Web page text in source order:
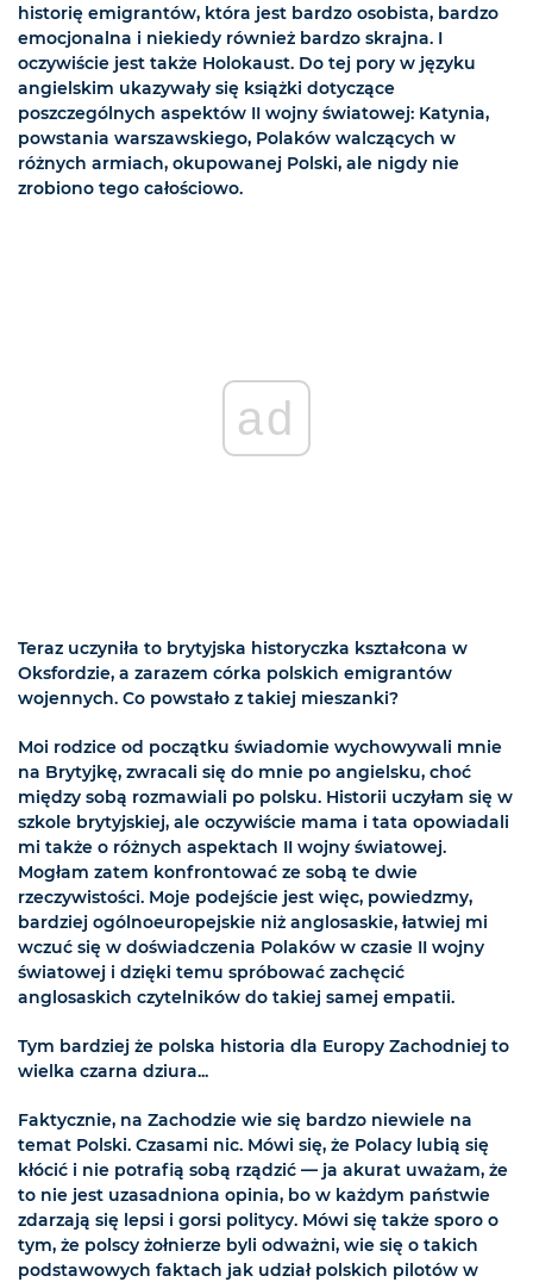
historię emigrantów, która jest bardzo osobista, bardzo
emocjonalna i niekiedy również bardzo skrajna. I
oczywiście jest także Holokaust. Do tej pory w języku
angielskim ukazywały się książki dotyczące
poszczególnych aspektów II wojny światowej: Katynia,
powstania warszawskiego, Polaków walczących w
różnych armiach, okupowanej Polski, ale nigdy nie
zrobiono tego całościowo.
ad
Teraz uczyniła to brytyjska historyczka kształcona w
Oksfordzie, a zarazem córka polskich emigrantów
wojennych. Co powstało z takiej mieszanki?
Moi rodzice od początku świadomie wychowywali mnie
na Brytyjkę, zwracali się do mnie po angielsku, choć
między sobą rozmawiali po polsku. Historii uczyłam się w
szkole brytyjskiej, ale oczywiście mama i tata opowiadali
mi także o różnych aspektach II wojny światowej.
Mogłam zatem konfrontować ze sobą te dwie
rzeczywistości. Moje podejście jest więc, powiedzmy,
bardziej ogólnoeuropejskie niż anglosaskie, łatwiej mi
wczuć się w doświadczenia Polaków w czasie II wojny
światowej i dzięki temu spróbować zachęcić
anglosaskich czytelników do takiej samej empatii.
Tym bardziej że polska historia dla Europy Zachodniej to
wielka czarna dziura...
Faktycznie, na Zachodzie wie się bardzo niewiele na
temat Polski. Czasami nic. Mówi się, że Polacy lubią się
kłócić i nie potrafią sobą rządzić — ja akurat uważam, że
to nie jest uzasadniona opinia, bo w każdym państwie
zdarzają się lepsi i gorsi politycy. Mówi się także sporo o
tym, że polscy żołnierze byli odważni, wie się o takich
podstawowych faktach jak udział polskich pilotów w